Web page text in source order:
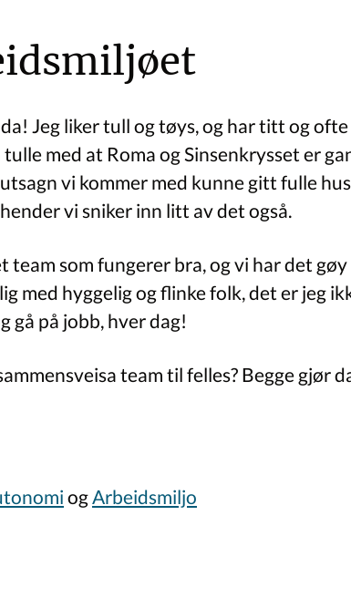
Jeg liker tull og tøys, og har titt og
med at Roma og Sinsenkrysset er
vi kommer med kunne gitt fulle
vi sniker inn litt av det også.
team som fungerer bra, og vi har det
med hyggelig og flinke folk, det er jeg
gå på jobb, hver dag!
team til felles? Begge gjør
og Arbeidsmiljo